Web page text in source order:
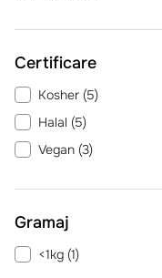
Certificare
Kosher (5)
Halal (5)
Vegan (3)
Gramaj
<1kg (1)